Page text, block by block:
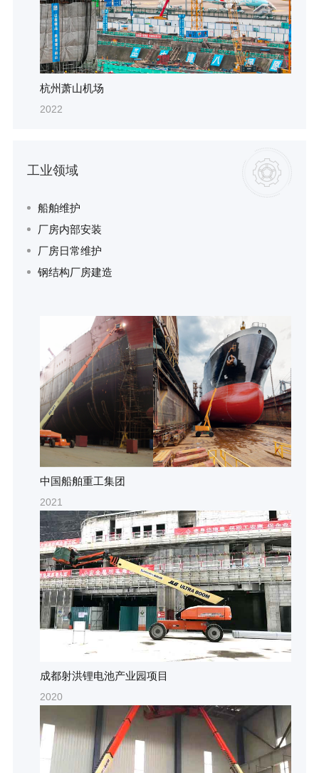
杭州萧山机场
2022
工业领域
船舶维护
厂房内部安装
厂房日常维护
钢结构厂房建造
中国船舶重工集团
2021
成都射洪锂电池产业园项目
2020